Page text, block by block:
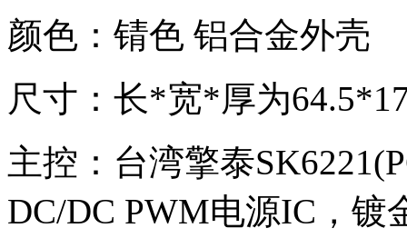
颜色：锖色 铝合金外壳
尺寸：长*宽*厚为
主控：台湾擎泰
DC/DC PWM电源IC，镀